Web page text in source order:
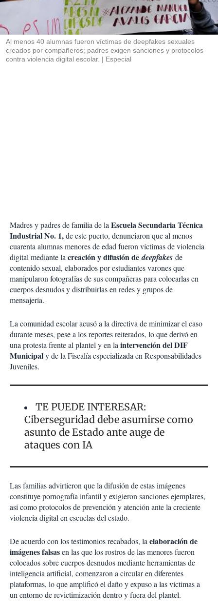
i
r
Al menos 40 alumnas fueron víctimas de deepfakes sexuales
creados por compañeros; padres exigen sanciones y protocolos
contra violencia digital escolar.
Especial
Madres y padres de familia de laEscuela Secundaria Técnica
Industrial No. 1,de este puerto, denunciaron que al menos
cuarenta alumnas menores de edad fueron víctimas de violencia
digital mediante lacreación y difusión dedeepfakes de
contenido sexual, elaborados por estudiantes varones que
manipularon fotografías de sus compañeras para colocarlas en
cuerpos desnudos y distribuirlas en redes y grupos de
mensajería.
La comunidad escolar acusó a la directiva de minimizar el caso
durante meses, pese a los reportes reiterados, lo que derivó en
una protesta frente al plantel y en laintervención del DIF
Municipaly de la Fiscalía especializada en Responsabilidades
Juveniles.
TE PUEDE INTERESAR:
Ciberseguridad debe asumirse como
asunto de Estado ante auge de
ataques con IA
Las familias advirtieron que la difusión de estas imágenes
constituye pornografía infantil y exigieron sanciones ejemplares,
así como protocolos de prevención y atención ante la creciente
violencia digital en escuelas del estado.
De acuerdo con los testimonios recabados, laelaboración de
imágenes falsasen las que los rostros de las menores fueron
colocados sobre cuerpos desnudos mediante herramientas de
inteligencia artificial, comenzaron a circular en diferentes
plataformas, lo que amplificó el daño y expuso a las víctimas a
un entorno de revictimización dentro y fuera del plantel.